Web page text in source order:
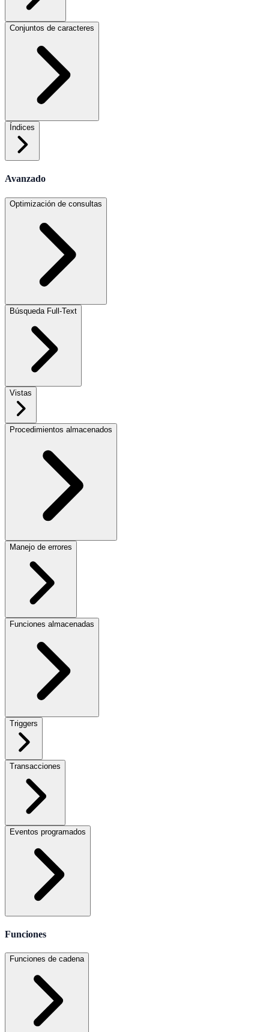
Conjuntos de caracteres
Índices
Avanzado
Optimización de consultas
Búsqueda Full-Text
Vistas
Procedimientos almacenados
Manejo de errores
Funciones almacenadas
Triggers
Transacciones
Eventos programados
Funciones
Funciones de cadena